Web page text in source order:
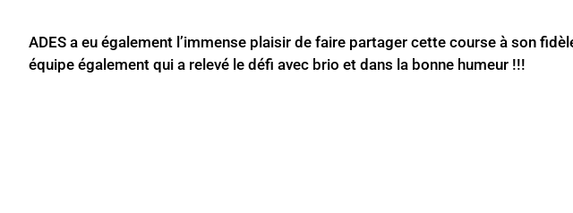
ADES a eu également l’immense plaisir de faire partager cette course à son
équipe également qui a relevé le défi avec brio et dans la bonne humeur !!!